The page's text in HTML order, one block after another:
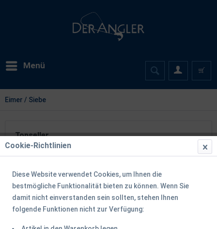
Menü
Eimer / Siebe
Topseller
Cookie-Richtlinien
Diese Website verwendet Cookies, um Ihnen die
bestmögliche Funktionalität bieten zu können. Wenn Sie
damit nicht einverstanden sein sollten, stehen Ihnen
folgende Funktionen nicht zur Verfügung: